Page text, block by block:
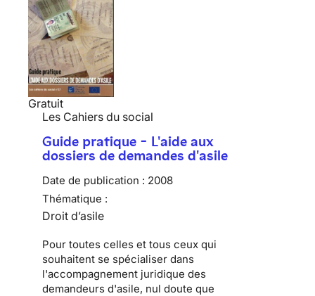
Gratuit
Les Cahiers du social
Guide pratique - L'aide aux
dossiers de demandes d'asile
Date de publication : 2008
Thématique :
Droit d’asile
Pour toutes celles et tous ceux qui
souhaitent se spécialiser dans
l'accompagnement juridique des
demandeurs d'asile, nul doute que